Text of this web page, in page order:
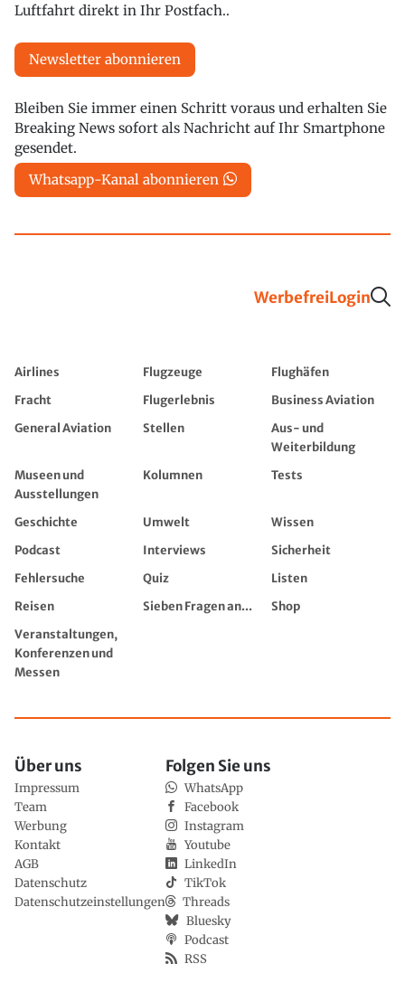
Luftfahrt direkt in Ihr Postfach..
Newsletter abonnieren
Bleiben Sie immer einen Schritt voraus und erhalten Sie
Breaking News sofort als Nachricht auf Ihr Smartphone
gesendet.
Whatsapp-Kanal abonnieren
WerbefreiLogin
Airlines Flugzeuge
Flughäfen
Fracht
Flugerlebnis
Business Aviation
General Aviation
Stellen
Aus- und
Weiterbildung
Museen und
Ausstellungen
Kolumnen Tests
Geschichte Umwelt
Wissen
Podcast
Interviews
Sicherheit
Fehlersuche
Quiz
Listen
Reisen
Sieben Fragen an...
Shop
Veranstaltungen,
Konferenzen und
Messen
Über uns
Impressum
Team
Werbung
Kontakt
AGB
Datenschutz
Datenschutzeinstellungen
Folgen Sie uns
WhatsApp
Facebook
Instagram
Youtube
LinkedIn
TikTok
Threads
Bluesky
Podcast
RSS